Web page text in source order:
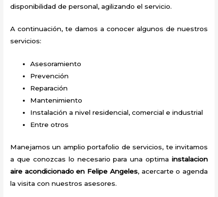
disponibilidad de personal, agilizando el servicio.
A continuación, te damos a conocer algunos de nuestros
servicios:
Asesoramiento
Prevención
Reparación
Mantenimiento
Instalación a nivel residencial, comercial e industrial
Entre otros
Manejamos un amplio portafolio de servicios, te invitamos
a que conozcas lo necesario para una optima instalacion
aire acondicionado en Felipe Angeles, acercarte o agenda
la visita con nuestros asesores.